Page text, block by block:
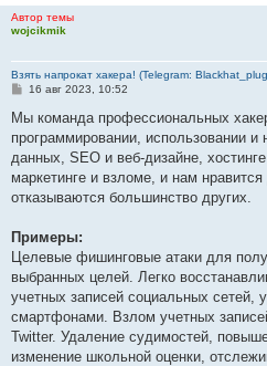
Автор темы
wojcikmik
Взять напрокат хакера! (Telegram:
С
о
щ
е
и
е
16 авг 2023, 10:52
Мы команда профессиональных
программировании, использовании и
данных, SEO и веб-дизайне,
маркетинге и взломе, и нам нравится
отказываются большинство других.
Примеры:
Целевые фишинговые атаки для
выбранных целей. Легко
учетных записей социальных сетей,
смартфонами. Взлом учетных
Twitter. Удаление судимостей,
изменение школьной оценки,